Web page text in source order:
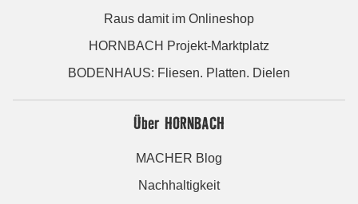
Raus damit im Onlineshop
HORNBACH Projekt-Marktplatz
BODENHAUS: Fliesen. Platten. Dielen
Über HORNBACH
MACHER Blog
Nachhaltigkeit